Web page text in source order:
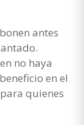
antes
no haya
en el
quienes